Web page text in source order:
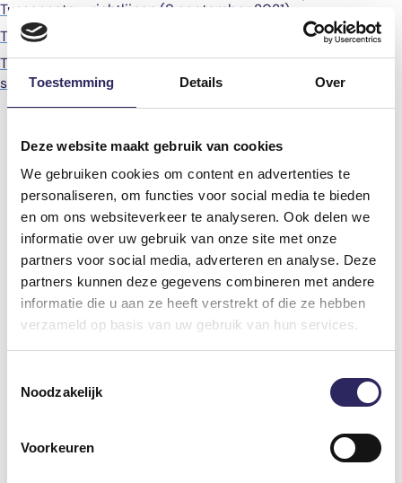
Toestemming Details Over
Deze website maakt gebruik van cookies
We gebruiken cookies om content en advertenties te
personaliseren, om functies voor social media te bieden
en om ons websiteverkeer te analyseren. Ook delen we
informatie over uw gebruik van onze site met onze
partners voor social media, adverteren en analyse. Deze
partners kunnen deze gegevens combineren met andere
informatie die u aan ze heeft verstrekt of die ze hebben
verzameld op basis van uw gebruik van hun services.
Noodzakelijk
Voorkeuren
Tussennota - richtlijnen (9 september 2021)
Tussennota - overwegingsdocument (9 september 2021)
Tussennota - geactualiseerde projectonderzoeksnota (9
september 2021)